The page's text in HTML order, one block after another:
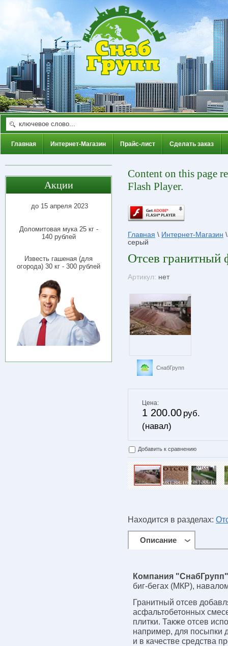
Главная Интернет-Магазин Прайс-лист Сделать заказ
Акции
до 15 апреля 2023
Доломитовая мука 25 кг -
140 рублей
Известь гашеная (для
огорода) 30 кг - 300 рублей
Content on this page
Flash Player.
Главная \ Интернет-Магазин
серый
Отсев гранитный
Артикул: нет
СнабГрупп
Цена:
1 200.00 руб.
(навал)
Добавить к сравнению
Находится в разделах:
Описание
Компания "СнабГрупп"
биг-бегах (МКР),
Гранитный отсев
асфальтобетонных
плитки. Также отсев
например, для посыпки
и в качестве средства